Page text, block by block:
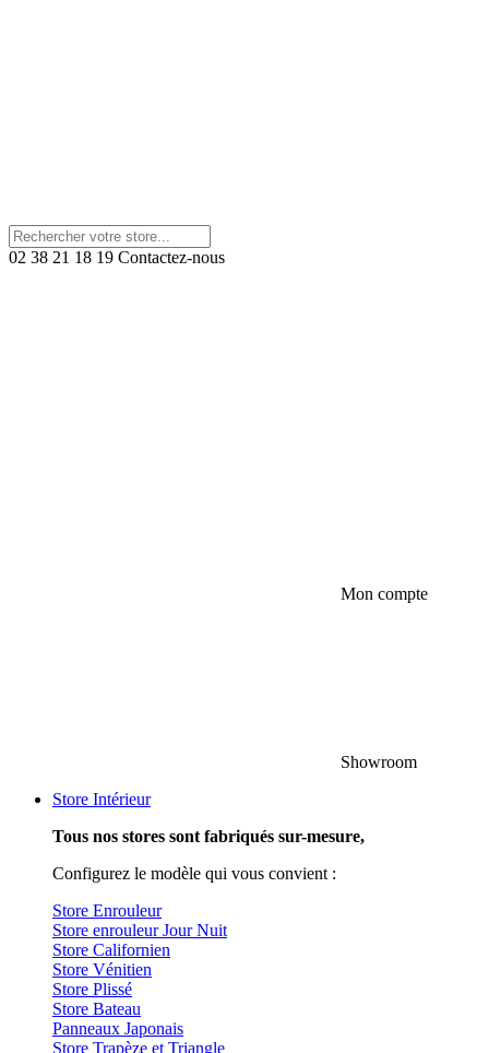
02 38 21 18 19 Contactez-nous
Mon compte
Showroom
Store Intérieur
Tous nos stores sont fabriqués sur-mesure,
Configurez le modèle qui vous convient :
Store Enrouleur
Store enrouleur Jour Nuit
Store Californien
Store Vénitien
Store Plissé
Store Bateau
Panneaux Japonais
Store Trapèze et Triangle